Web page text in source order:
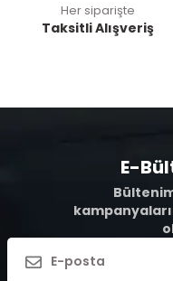
Her siparişte
Taksitli Alışveriş
E-